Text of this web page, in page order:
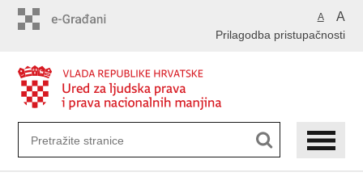
A A
Prilagodba pristupačnosti